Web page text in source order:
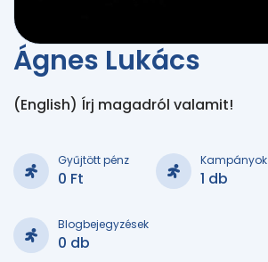
Ágnes Lukács
(English) Írj magadról valamit!
Gyűjtött pénz
0 Ft
Kampányok
1 db
Blogbejegyzések
0 db